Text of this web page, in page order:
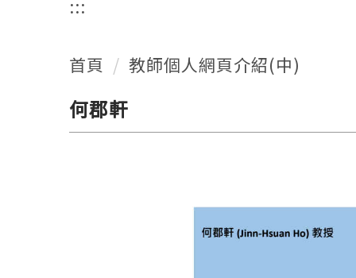
:::
首頁 教師個人網頁介紹(中)
何郡軒